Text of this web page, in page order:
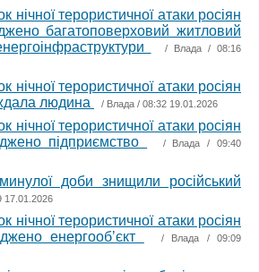
нічної терористичної атаки росіян
багатоповерховий житловий
/ Влада / 08:16
нічної терористичної атаки росіян
людина
/ Влада / 08:32 19.01.2026
нічної терористичної атаки росіян
підприємство
/ Влада / 09:40
доби знищили російський
17.01.2026
нічної терористичної атаки росіян
енергообʼєкт
/ Влада / 09:09